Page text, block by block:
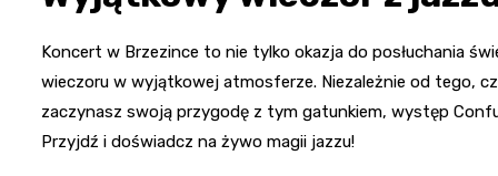
Koncert w Brzezince to nie tylko okazja do posłuchania
wieczoru w wyjątkowej atmosferze. Niezależnie od tego,
zaczynasz swoją przygodę z tym gatunkiem, występ
Przyjdź i doświadcz na żywo magii jazzu!